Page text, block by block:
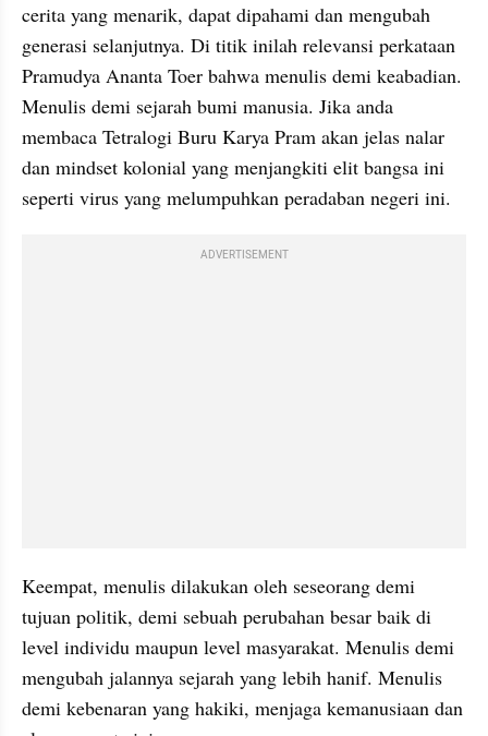
cerita yang menarik, dapat dipahami dan mengubah
generasi selanjutnya. Di titik inilah relevansi perkataan
Pramudya Ananta Toer bahwa menulis demi keabadian.
Menulis demi sejarah bumi manusia. Jika anda
membaca Tetralogi Buru Karya Pram akan jelas nalar
dan mindset kolonial yang menjangkiti elit bangsa ini
seperti virus yang melumpuhkan peradaban negeri ini.
ADVERTISEMENT
Keempat, menulis dilakukan oleh seseorang demi
tujuan politik, demi sebuah perubahan besar baik di
level individu maupun level masyarakat. Menulis demi
mengubah jalannya sejarah yang lebih hanif. Menulis
demi kebenaran yang hakiki, menjaga kemanusiaan dan